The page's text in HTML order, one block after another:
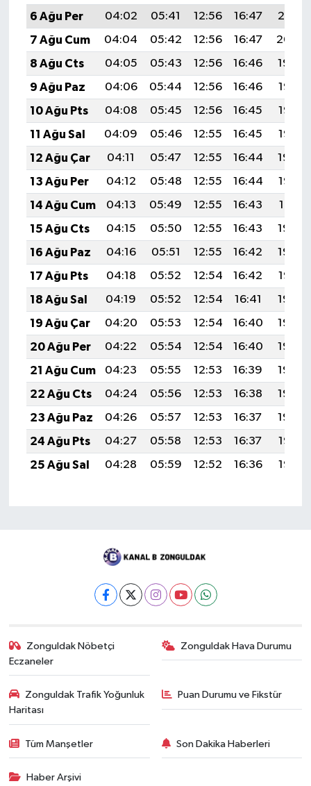
6 Ağu Per
04:02 05:41 12:56 16:47
20:01
7 Ağu Cum
04:04 05:42 12:56 16:47
20:00
8 Ağu Cts
04:05 05:43 12:56 16:46
19:59
9 Ağu Paz
04:06 05:44 12:56 16:46
19:58
10 Ağu Pts
04:08 05:45 12:56 16:45
19:56
11 Ağu Sal
04:09 05:46 12:55 16:45
19:55
12 Ağu Çar
04:11 05:47 12:55 16:44
19:54
13 Ağu Per
04:12 05:48 12:55 16:44
19:53
14 Ağu Cum
04:13 05:49 12:55 16:43
19:51
15 Ağu Cts
04:15 05:50 12:55 16:43
19:50
16 Ağu Paz
04:16 05:51 12:55 16:42
19:49
17 Ağu Pts
04:18 05:52 12:54 16:42
19:47
18 Ağu Sal
04:19 05:52 12:54 16:41
19:46
19 Ağu Çar
04:20 05:53 12:54 16:40
19:44
20 Ağu Per
04:22 05:54 12:54 16:40
19:43
21 Ağu Cum
04:23 05:55 12:53 16:39
19:42
22 Ağu Cts
04:24 05:56 12:53 16:38
19:40
23 Ağu Paz
04:26 05:57 12:53 16:37
19:39
24 Ağu Pts
04:27 05:58 12:53 16:37
19:37
25 Ağu Sal
04:28 05:59 12:52 16:36 19:36
Zonguldak Nöbetçi
Eczaneler
Zonguldak Hava Durumu
Zonguldak Trafik Yoğunluk
Haritası
Puan Durumu ve Fikstür
Tüm Manşetler Son Dakika Haberleri
Haber Arşivi